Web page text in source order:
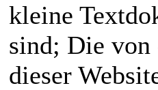
kleine
sind; Die von
dieser